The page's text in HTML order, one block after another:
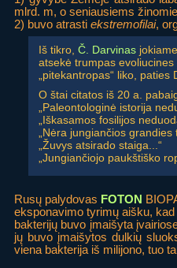
mlrd. m, o seniausiems
2) buvo atrasti ekstremofilai,
Iš tikro, Č. Darvinas
atsekė trumpas
„pitekantropas“ liko, paties
O štai citatos iš 20 a.
„Paleontologinė istorija
„Iškasamos fosilijos
„Nėra jungiančios
„Žuvys atsirado staiga...“
„Jungiančiojo paukštiško
Rusų palydovas FOTON
eksponavimo tyrimų aišku,
bakterijų buvo įmaišyta
jų buvo įmaišytos dulkių
viena bakterija iš milijono, tuo